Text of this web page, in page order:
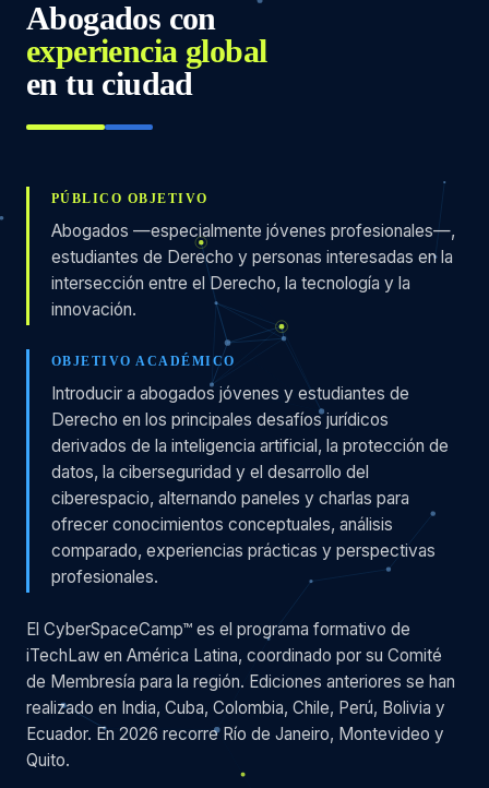
Abogados con
experiencia global
en tu ciudad
PÚBLICO OBJETIVO
Abogados —especialmente jóvenes profesionales—,
estudiantes de Derecho y personas interesadas en la
intersección entre el Derecho, la tecnología y la
innovación.
OBJETIVO ACADÉMICO
Introducir a abogados jóvenes y estudiantes de
Derecho en los principales desafíos jurídicos
derivados de la inteligencia artificial, la protección de
datos, la ciberseguridad y el desarrollo del
ciberespacio, alternando paneles y charlas para
ofrecer conocimientos conceptuales, análisis
comparado, experiencias prácticas y perspectivas
profesionales.
El CyberSpaceCamp™ es el programa formativo de
iTechLaw en América Latina, coordinado por su Comité
de Membresía para la región. Ediciones anteriores se han
realizado en India, Cuba, Colombia, Chile, Perú, Bolivia y
Ecuador. En 2026 recorre Río de Janeiro, Montevideo y
Quito.